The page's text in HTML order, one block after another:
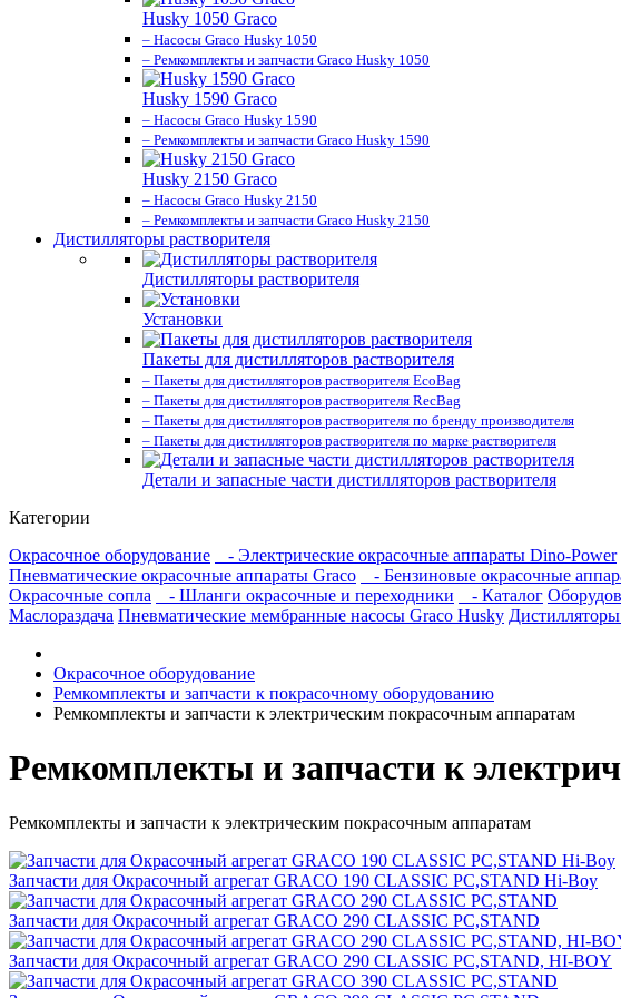
Husky 1050 Graco
– Насосы Graco Husky 1050
– Ремкомплекты и запчасти Graco Husky 1050
Husky 1590 Graco
– Насосы Graco Husky 1590
– Ремкомплекты и запчасти Graco Husky 1590
Husky 2150 Graco
– Насосы Graco Husky 2150
– Ремкомплекты и запчасти Graco Husky 2150
Дистилляторы растворителя
Дистилляторы растворителя
Установки
Пакеты для дистилляторов растворителя
– Пакеты для дистилляторов растворителя EcoBag
– Пакеты для дистилляторов растворителя RecBag
– Пакеты для дистилляторов растворителя по бренду производителя
– Пакеты для дистилляторов растворителя по марке растворителя
Детали и запасные части дистилляторов растворителя
Категории
Окрасочное оборудование
- Электрические окрасочные аппараты Dino-Power
Пневматические окрасочные аппараты Graco
- Бензиновые окрасочные
Окрасочные сопла
- Шланги окрасочные и переходники - Каталог
Маслораздача Пневматические мембранные насосы Graco Husky Дистилляторы
Окрасочное оборудование
Ремкомплекты и запчасти к покрасочному оборудованию
Ремкомплекты и запчасти к электрическим покрасочным аппаратам
Ремкомплекты и запчасти к
Ремкомплекты и запчасти к электрическим покрасочным аппаратам
Запчасти для Окрасочный агрегат GRACO 190 CLASSIC PC,STAND Hi-Boy
Запчасти для Окрасочный агрегат GRACO 290 CLASSIC PC,STAND
Запчасти для Окрасочный агрегат GRACO 290 CLASSIC PC,STAND, HI-BOY